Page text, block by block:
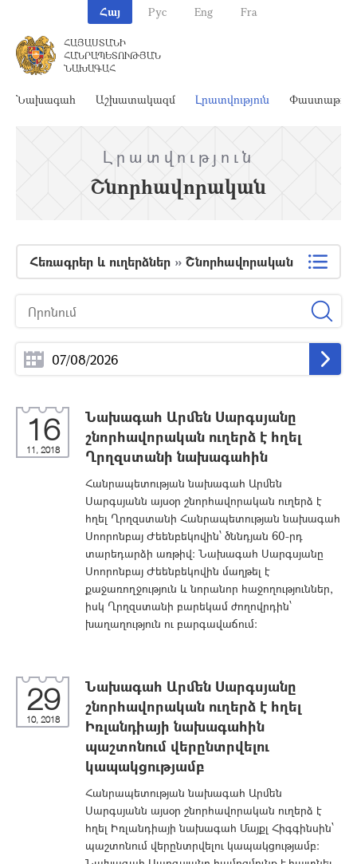
Հայ Рус Eng Fra
ՀԱՅԱՍՏԱՆԻ
ՀԱՆՐԱՊԵՏՈՒԹՅԱՆ
ՆԱԽԱԳԱՀ
Նախագահ Աշխատակազմ Լրատվություն
Լրատվություն
Շնորհավորական
Հեռագրեր և ուղերձներ » Շնորհավորական
16
11, 2018
Նախագահ Արմեն Սարգսյանը
շնորհավորական ուղերձ է հղել
Ղրղզստանի նախագահին
Հանրապետության նախագահ Արմեն
Սարգսյանն այսօր շնորհավորական ուղերձ է
հղել Ղրղզստանի Հանրապետության նախագահ
Սոորոնբայ Ժեենբեկովին՝ ծննդյան 60-րդ
տարեդարձի առթիվ: Նախագահ Սարգսյանը
Սոորոնբայ Ժեենբեկովին մաղթել է
քաջառողջություն և նորանոր հաջողություններ,
իսկ Ղրղզստանի բարեկամ ժողովրդին՝
խաղաղություն ու բարգավաճում:
29
10, 2018
Նախագահ Արմեն Սարգսյանը
շնորհավորական ուղերձ է հղել
Իռլանդիայի նախագահին
պաշտոնում վերընտրվելու
կապակցությամբ
Հանրապետության նախագահ Արմեն
Սարգսյանն այսօր շնորհավորական ուղերձ է
հղել Իռլանդիայի նախագահ Մայքլ Հիգգինսին՝
պաշտոնում վերընտրվելու կապակցությամբ: